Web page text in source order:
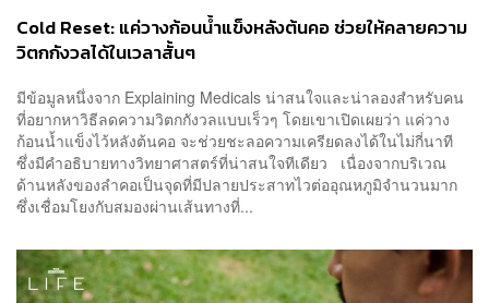
Cold Reset: แค่วางก้อนน้ำแข็งหลังต้นคอ ช่วยให้คลายความ
วิตกกังวลได้ในเวลาสั้นๆ
มีข้อมูลหนึ่งจาก Explaining Medicals น่าสนใจและน่าลองสำหรับคน
ที่อยากหาวิธีลดความวิตกกังวลแบบเร็วๆ โดยเขาเปิดเผยว่า แค่วาง
ก้อนน้ำแข็งไว้หลังต้นคอ จะช่วยชะลอความเครียดลงได้ในไม่กี่นาที
ซึ่งมีคำอธิบายทางวิทยาศาสตร์ที่น่าสนใจทีเดียว เนื่องจากบริเวณ
ด้านหลังของลำคอเป็นจุดที่มีปลายประสาทไวต่ออุณหภูมิจำนวนมาก
ซึ่งเชื่อมโยงกับสมองผ่านเส้นทางที่...